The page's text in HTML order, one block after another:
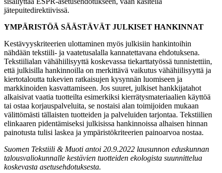
jätepuitedirektiivissä.
YMPÄRISTÖÄ SÄÄSTÄVÄT JULKISET HANKINNAT
Kestävyyskriteerien ulottaminen myös julkisiin hankintoihin
nähdään tekstiili- ja vaatetusalalla kannatettavana ehdotuksena.
Tekstiilialan vähähiilisyyttä koskevassa tiekarttatyössä tunnistettiin,
että julkisilla hankinnoilla on merkittävä vaikutus vähähiilisyyttä ja
kiertotaloutta tukevien ratkaisujen kysynnän luomiseen ja
markkinoiden kasvattamiseen. Jos suuret, julkiset hankkijatahot
alkaisivat vaatia tuotteilta esimerkiksi kierrätysmateriaalien käyttöä
tai ostaa korjauspalveluita, se nostaisi alan toimijoiden mukaan
välittömästi tällaisten tuotteiden ja palveluiden tarjontaa. Tekstiilien
elinkaaren pidentämiseksi julkisissa hankinnoissa alhaisen hinnan
painotusta tulisi laskea ja ympäristökriteerien painoarvoa nostaa.
Suomen Tekstiili & Muoti antoi 20.9.2022 lausunnon eduskunnan
talousvaliokunnalle kestävien tuotteiden ekologista suunnittelua
koskevasta asetusehdotuksesta.